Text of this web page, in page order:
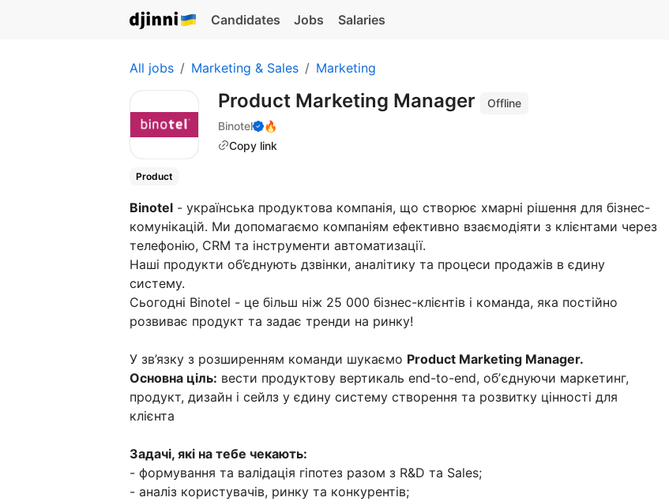
Candidates Jobs Salaries
All jobs Marketing & Sales Marketing
Product Marketing Manager
Offline
Binotel
🔥
Copy link
Product
Binotel - українська продуктова компанія, що створює хмарні рішення для бізнес-
комунікацій. Ми допомагаємо компаніям ефективно взаємодіяти з клієнтами через
телефонію, CRM та інструменти автоматизації.
Наші продукти об’єднують дзвінки, аналітику та процеси продажів в єдину
систему.
Сьогодні Binotel - це більш ніж 25 000 бізнес-клієнтів і команда, яка постійно
розвиває продукт та задає тренди на ринку!
У зв’язку з розширенням команди шукаємо Product Marketing Manager.
Основна ціль: вести продуктову вертикаль end-to-end, обʼєднуючи маркетинг,
продукт, дизайн і сейлз у єдину систему створення та розвитку цінності для
клієнта
Задачі, які на тебе чекають:
- формування та валідація гіпотез разом з R&D та Sales;
- аналіз користувачів, ринку та конкурентів;